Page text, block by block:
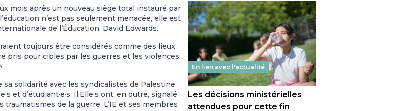
mois après un nouveau siège total instauré par
n’est pas seulement menacée, elle est
de l’Éducation, David Edwards.
toujours être considérés comme des lieux
pris pour cibles par les guerres et les violences.
solidarité avec les syndicalistes de Palestine
et d’étudiant·e·s. Il·Elle·s ont, en outre, signalé
de la guerre. L’IE et ses membres
En lien avec l'actualité
Les décisions ministérielles
attendues pour cette fin